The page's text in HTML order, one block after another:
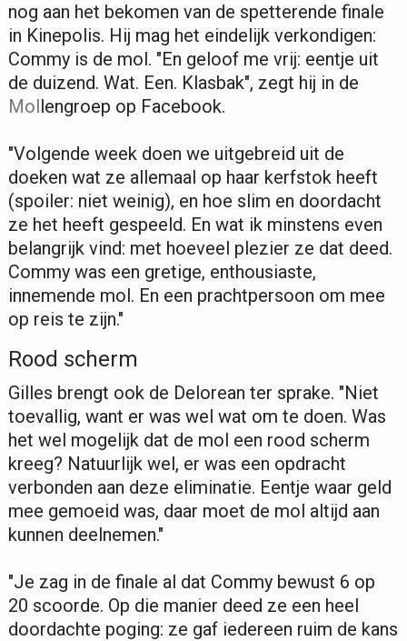
nog aan het bekomen van de spetterende finale
in Kinepolis. Hij mag het eindelijk verkondigen:
Commy is de mol. "En geloof me vrij: eentje uit
de duizend. Wat. Een. Klasbak", zegt hij in de
Mollengroep op Facebook.
"Volgende week doen we uitgebreid uit de
doeken wat ze allemaal op haar kerfstok heeft
(spoiler: niet weinig), en hoe slim en doordacht
ze het heeft gespeeld. En wat ik minstens even
belangrijk vind: met hoeveel plezier ze dat deed.
Commy was een gretige, enthousiaste,
innemende mol. En een prachtpersoon om mee
op reis te zijn."
Rood scherm
Gilles brengt ook de Delorean ter sprake. "Niet
toevallig, want er was wel wat om te doen. Was
het wel mogelijk dat de mol een rood scherm
kreeg? Natuurlijk wel, er was een opdracht
verbonden aan deze eliminatie. Eentje waar geld
mee gemoeid was, daar moet de mol altijd aan
kunnen deelnemen."
"Je zag in de finale al dat Commy bewust 6 op
20 scoorde. Op die manier deed ze een heel
doordachte poging: ze gaf iedereen ruim de kans